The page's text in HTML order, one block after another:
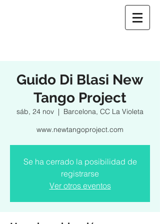
Guido Di Blasi New
Tango Project
sáb, 24 nov
  |
Barcelona, CC La Violeta
www.newtangoproject.com
Se ha cerrado la posibilidad de
registrarse
Ver otros eventos